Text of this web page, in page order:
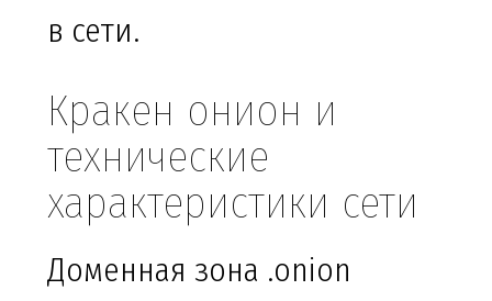
в сети.
Кракен онион и
технические
характеристики сети
Доменная зона .onion